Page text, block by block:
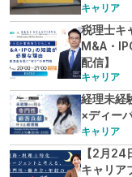
キャリア
税理士キ
M&A・
配信】
キャリア
経理未経
×ディー
キャリア
【2月
キャリア